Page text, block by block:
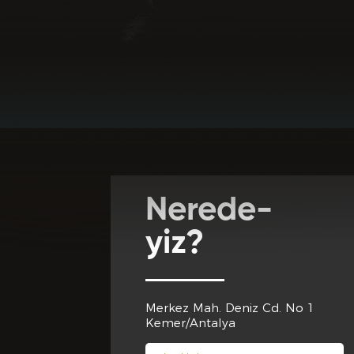
Nerede-
yiz?
Merkez Mah. Deniz Cd. No 1
Kemer/Antalya
Son
Club Inferno
Club Inferno